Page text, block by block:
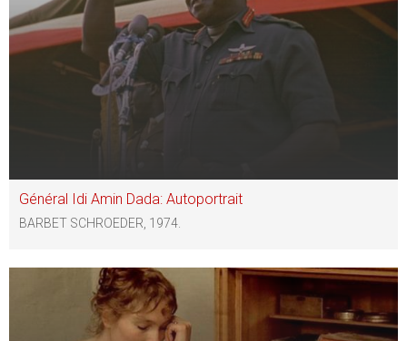
Général Idi Amin Dada: Autoportrait
BARBET SCHROEDER, 1974.